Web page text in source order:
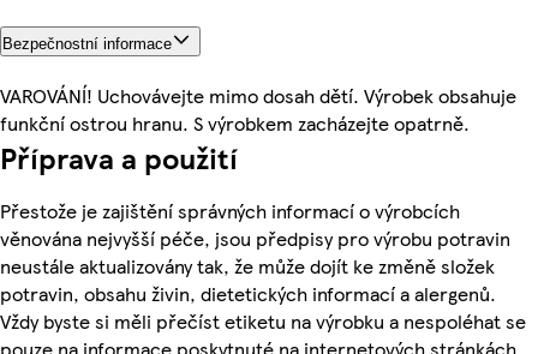
Bezpečnostní informace
VAROVÁNÍ! Uchovávejte mimo dosah dětí. Výrobek obsahuje
funkční ostrou hranu. S výrobkem zacházejte opatrně.
Příprava a použití
Přestože je zajištění správných informací o výrobcích
věnována nejvyšší péče, jsou předpisy pro výrobu potravin
neustále aktualizovány tak, že může dojít ke změně složek
potravin, obsahu živin, dietetických informací a alergenů.
Vždy byste si měli přečíst etiketu na výrobku a nespoléhat se